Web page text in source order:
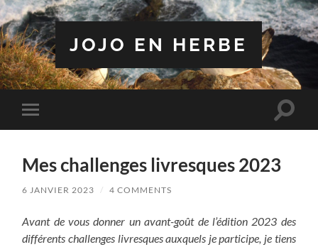
JOJO EN HERBE
Toggle
mobile
Toggle
Mes challenges livresques 2023
6 JANVIER 2023 / 4 COMMENTS
Avant de vous donner un avant-goût de l’édition 2023 des
différents challenges livresques auxquels je participe, je tiens